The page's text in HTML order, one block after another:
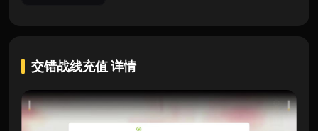
交错战线充值详情